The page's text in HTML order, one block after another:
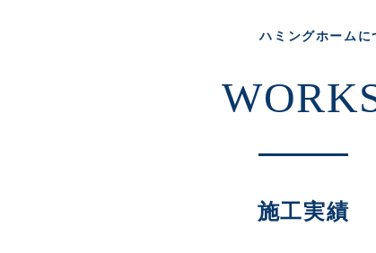
ハミングホームに
施工実績